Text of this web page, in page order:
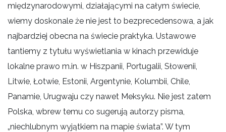
międzynarodowymi, działającymi na całym świecie,
wiemy doskonale że nie jest to bezprecedensowa, a jak
najbardziej obecna na świecie praktyka. Ustawowe
tantiemy z tytułu wyświetlania w kinach przewiduje
lokalne prawo m.in. w Hiszpanii, Portugalii, Słowenii,
Litwie, Łotwie, Estonii, Argentynie, Kolumbii, Chile,
Panamie, Urugwaju czy nawet Meksyku. Nie jest zatem
Polska, wbrew temu co sugerują autorzy pisma,
„niechlubnym wyjątkiem na mapie świata”. W tym